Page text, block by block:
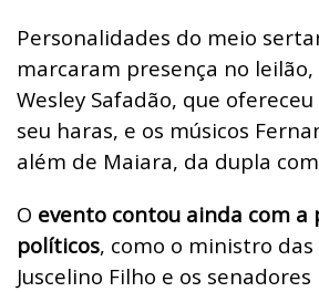
Personalidades do meio
marcaram presença no
Wesley Safadão, que
seu haras, e os músicos
além de Maiara, da dupla
O evento contou ainda com a
políticos, como o ministro das
Juscelino Filho e os